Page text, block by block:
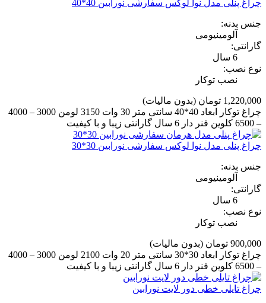
چراغ پنلی مدل نوا لوکس سفارشی نورابین 40*40
جنس بدنه:
آلومینیومی
گارانتی:
6 سال
نوع نصب:
نصب توکار
1,220,000 تومان
(بدون مالیات)
چراغ توکار ابعاد 40*40 سانتی متر 30 وات 3150 لومن 3000 – 4000
– 6500 کلوین فنر دار 6 سال گارانتی زیبا و با کیفیت
چراغ پنلی مدل نوا لوکس سفارشی نورابین 30*30
جنس بدنه:
آلومینیومی
گارانتی:
6 سال
نوع نصب:
نصب توکار
900,000 تومان
(بدون مالیات)
چراغ توکار ابعاد 30*30 سانتی متر 20 وات 2100 لومن 3000 – 4000
– 6500 کلوین فنر دار 6 سال گارانتی زیبا و با کیفیت
چراغ تایلی خطی دور لایت نورابین